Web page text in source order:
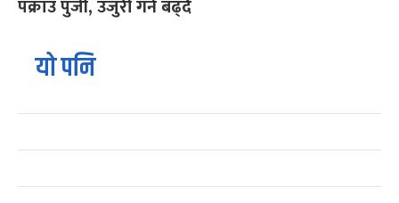
पक्राउ पुर्जी, उजुरी गर्ने बढ्दै
यो पनि